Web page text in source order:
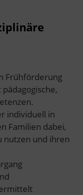
Frühförderung
individuell in
Familien dabei,
nutzen und ihren